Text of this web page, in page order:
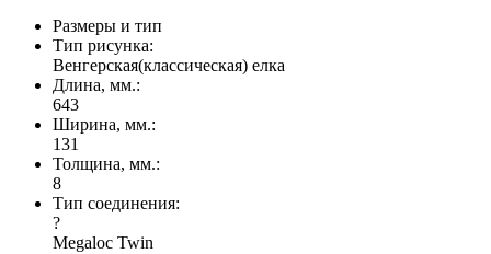
Размеры и тип
Тип рисунка:
Венгерская(классическая) елка
Длина, мм.:
643
Ширина, мм.:
131
Толщина, мм.:
8
Тип соединения:
?
Megaloc Twin